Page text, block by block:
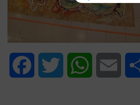
Facebook Twitter WhatsApp Email